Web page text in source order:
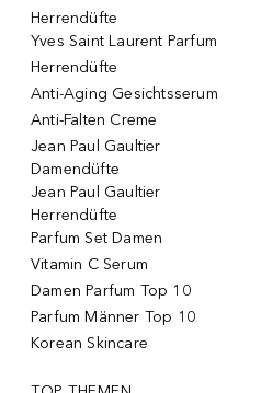
Herrendüfte
Yves Saint Laurent Parfum
Herrendüfte
Anti-Aging Gesichtsserum
Anti-Falten Creme
Jean Paul Gaultier
Damendüfte
Jean Paul Gaultier
Herrendüfte
Parfum Set Damen
Vitamin C Serum
Damen Parfum Top 10
Parfum Männer Top 10
Korean Skincare